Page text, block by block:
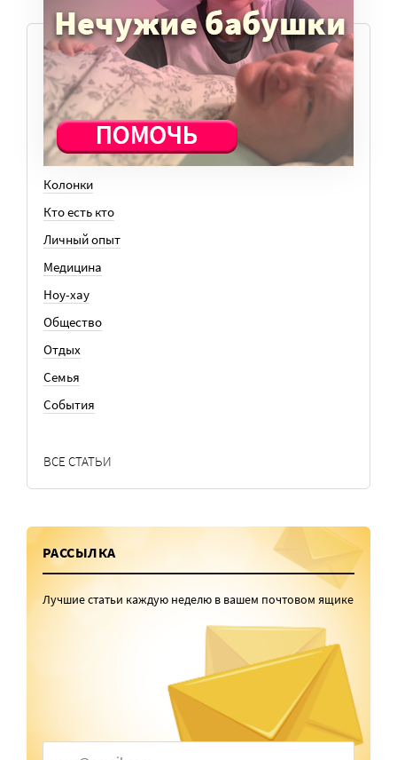
ТЕМЫ
Вера
Законы
История
Колонки
Кто есть кто
Личный опыт
Медицина
Ноу-хау
Общество
Отдых
Семья
События
ВСЕ СТАТЬИ
РАССЫЛКА
Лучшие статьи каждую неделю в вашем почтовом ящике